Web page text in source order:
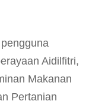
Aidilfitri,
Makanan
Pertanian